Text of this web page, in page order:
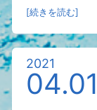
[続きを読む]
2021
04.01